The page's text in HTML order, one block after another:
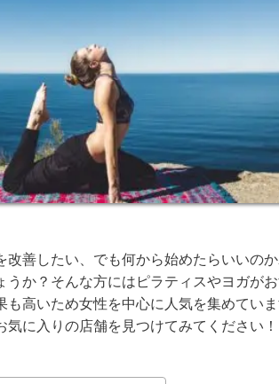
改善したい、でも何から始めたらいいの
か？そんな方にはピラティスやヨガが
高いため女性を中心に人気を集めてい
に入りの店舗を見つけてみてください！